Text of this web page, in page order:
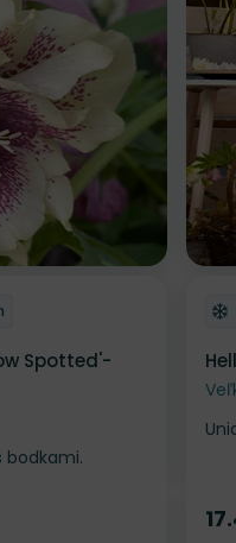
rastliny
Spotted'-
bodkami.